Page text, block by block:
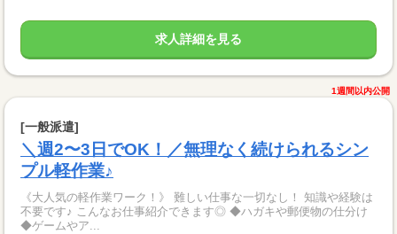
求人詳細を見る
1週間以内公開
[一般派遣]
＼週2〜3日でOK！／無理なく続けられるシン
プル軽作業♪
《大人気の軽作業ワーク！》 難しい仕事な一切なし！ 知識や経験は
不要です♪ こんなお仕事紹介できます◎ ◆ハガキや郵便物の仕分け
◆ゲームやア...